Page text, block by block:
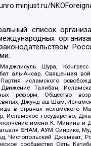
список
Шура,
аль-Ансар, Священная
исламского
Талибан,
реформ, Общество
Джунд аш-Шам,
в странах исламского
Исламское государство,
имени К. Минина и
SHAM, АУМ Синрике,
Чистопольский Джамаат,
сообщество Сеть,